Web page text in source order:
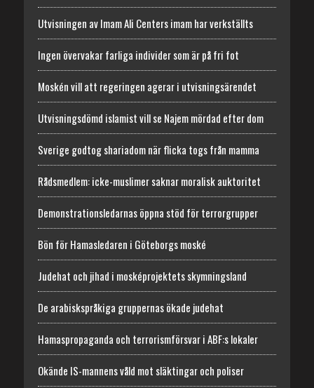
Utvisningen av Imam Ali Centers imam har verkställts
Ingen övervakar farliga individer som är på fri fot
Moskén vill att regeringen agerar i utvisningsärendet
Utvisningsdömd islamist vill se Najem mördad efter dom
Sverige godtog shariadom när flicka togs från mamma
Rådsmedlem: icke-muslimer saknar moralisk auktoritet
Demonstrationsledarnas öppna stöd för terrorgrupper
Bön för Hamasledaren i Göteborgs moské
Judehat och jihad i mosképrojektets skymningsland
De arabiskspråkiga gruppernas ökade judehat
Hamaspropaganda och terrorismförsvar i ABF:s lokaler
Okände IS-mannens våld mot släktingar och poliser